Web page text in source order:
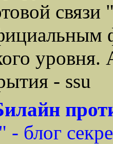
- ssu
- блог